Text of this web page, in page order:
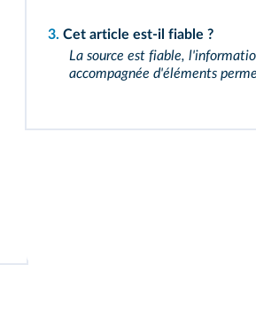
3. Cet article est‑il fiable ?
La source est fiable,
accompagnée d'éléments